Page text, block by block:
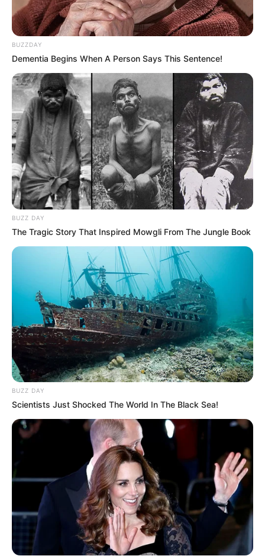
BUZZDAY
Dementia Begins When A Person Says This Sentence!
BUZZ DAY
The Tragic Story That Inspired Mowgli From The Jungle Book
BUZZ DAY
Scientists Just Shocked The World In The Black Sea!